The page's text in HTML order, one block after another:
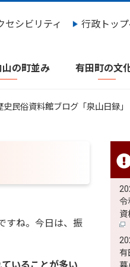
セシビリティ 行政トッ
の町並み 有田町の文
史民俗資料館ブログ「泉山日録」
すね。今日は、振
令
資
有